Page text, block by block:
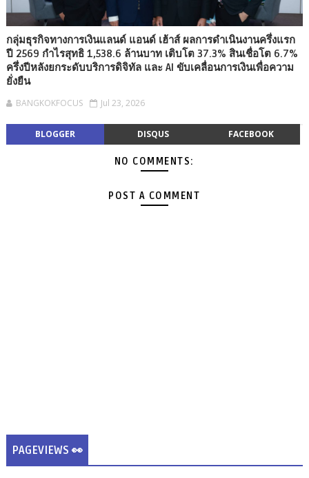
กลุ่มธุรกิจทางการเงินแลนด์ แอนด์ เฮ้าส์ ผลการดำเนินงานครึ่งแรก
ปี 2569 กำไรสุทธิ 1,538.6 ล้านบาท เติบโต 37.3% สินเชื่อโต 6.7%
ครึ่งปีหลังยกระดับบริการดิจิทัล และ AI ขับเคลื่อนการเงินเพื่อความ
ยั่งยืน
BANGKOKFOCUS Jul 23, 2026
BLOGGER DISQUS FACEBOOK
NO COMMENTS:
POST A COMMENT
PAGEVIEWS 👀